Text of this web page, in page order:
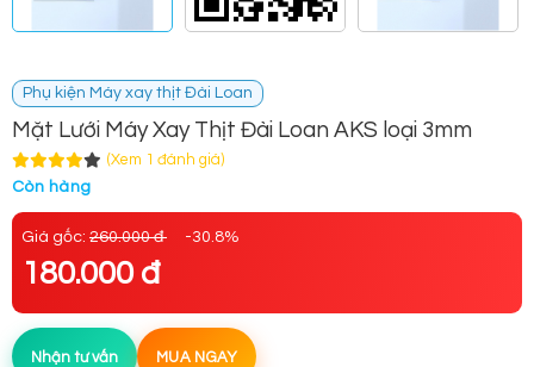
Phụ kiện Máy xay thịt Đài Loan
Mặt Lưới Máy Xay Thịt Đài Loan AKS loại 3mm
(Xem 1 đánh giá)
Còn hàng
Giá gốc: 260.000 đ -30.8%
180.000 đ
Nhận tư vấn MUA NGAY